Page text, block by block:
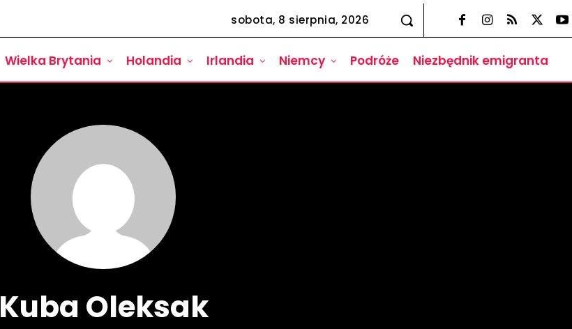
sobota, 8 sierpnia, 2026
Wielka Brytania Holandia Irlandia Niemcy Podróże Niezbędnik emigranta
Kuba Oleksak